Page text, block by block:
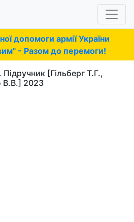
допомоги армії України
- Разом до перемоги!
[Гільберг Т.Г.,
В.В.] 2023